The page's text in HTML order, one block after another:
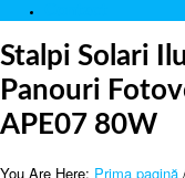
Stalpi Solari
Panouri
APE07 80W
You Are Here: Prima pagină